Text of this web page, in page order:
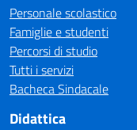
Personale scolastico
Famiglie e studenti
Percorsi di studio
Tutti i servizi
Bacheca Sindacale
Didattica